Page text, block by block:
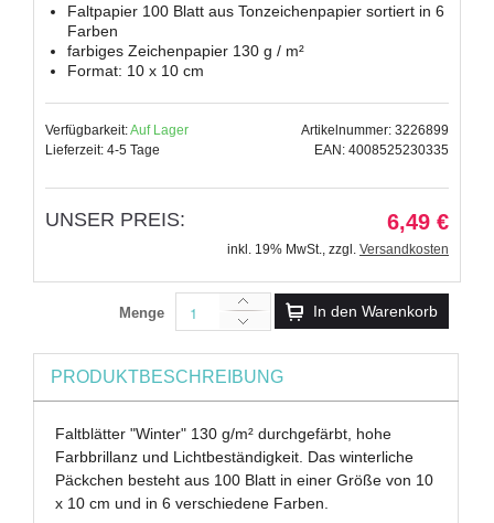
Faltpapier 100 Blatt aus Tonzeichenpapier sortiert in 6
Farben
farbiges Zeichenpapier 130 g / m²
Format: 10 x 10 cm
Verfügbarkeit:Auf Lager
Lieferzeit: 4-5 Tage
Artikelnummer: 3226899
EAN: 4008525230335
UNSER PREIS: 6,49 €
inkl. 19% MwSt., zzgl. Versandkosten
Menge In den Warenkorb
PRODUKTBESCHREIBUNG
Faltblätter "Winter" 130 g/m² durchgefärbt, hohe
Farbbrillanz und Lichtbeständigkeit. Das winterliche
Päckchen besteht aus 100 Blatt in einer Größe von 10
x 10 cm und in 6 verschiedene Farben.